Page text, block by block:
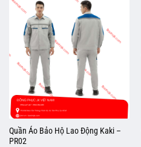
Quần Áo Bảo Hộ Lao Động Kaki –
PR02